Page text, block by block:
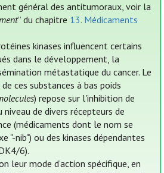
général des antitumoraux, voir la
” du chapitre 13. Médicaments
kinases influencent certains
dans le développement, la
métastatique du cancer. Le
ces substances à bas poids
) repose sur l'inhibition de
niveau de divers récepteurs de
(médicaments dont le nom se
"-nib") ou des kinases dépendantes
6).
leur mode d’action spécifique, en